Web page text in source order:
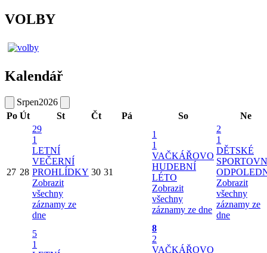
VOLBY
Kalendář
Srpen2026
Po Út St Čt Pá So Ne
27 28
29
1
LETNÍ
VEČERNÍ
PROHLÍDKY
Zobrazit
všechny
záznamy ze
dne
30 31
1
1
VAČKÁŘOVO
HUDEBNÍ
LÉTO
Zobrazit
všechny
záznamy ze dne
2
1
DĚTSKÉ
Zobrazit
všechny
záznamy ze
dne
5
1
8
2
VAČKÁŘOVO